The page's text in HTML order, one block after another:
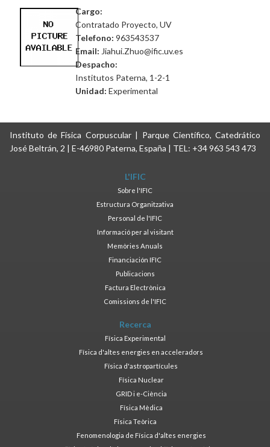
Cargo:
Contratado Proyecto, UV
Telefono: 963543537
Email: Jiahui.Zhuo@ific.uv.es
Despacho:
Institutos Paterna, 1-2-1
Unidad: Experimental
Instituto de Física Corpuscular | Parque Científico, Catedrático
José Beltrán, 2 | E-46980 Paterna, España | TEL: +34 963 543 473
L'IFIC
Sobre l'IFIC
Estructura Organitzativa
Personal de l'IFIC
Informació per al visitant
Memòries Anuals
Financiación IFIC
Publicacions
Factura Electrònica
Comissions de l'IFIC
Recerca
Física Experimental
Física d'altes energies en acceleradors
Física d'astropartícules
Física Nuclear
GRID i e-Ciència
Física Mèdica
Física Teòrica
Fenomenologia de Física d'altes energies